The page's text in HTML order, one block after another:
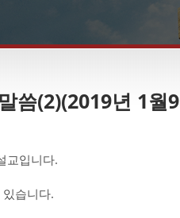
씀(2)(2019년 1월
교입니다.
습니다.